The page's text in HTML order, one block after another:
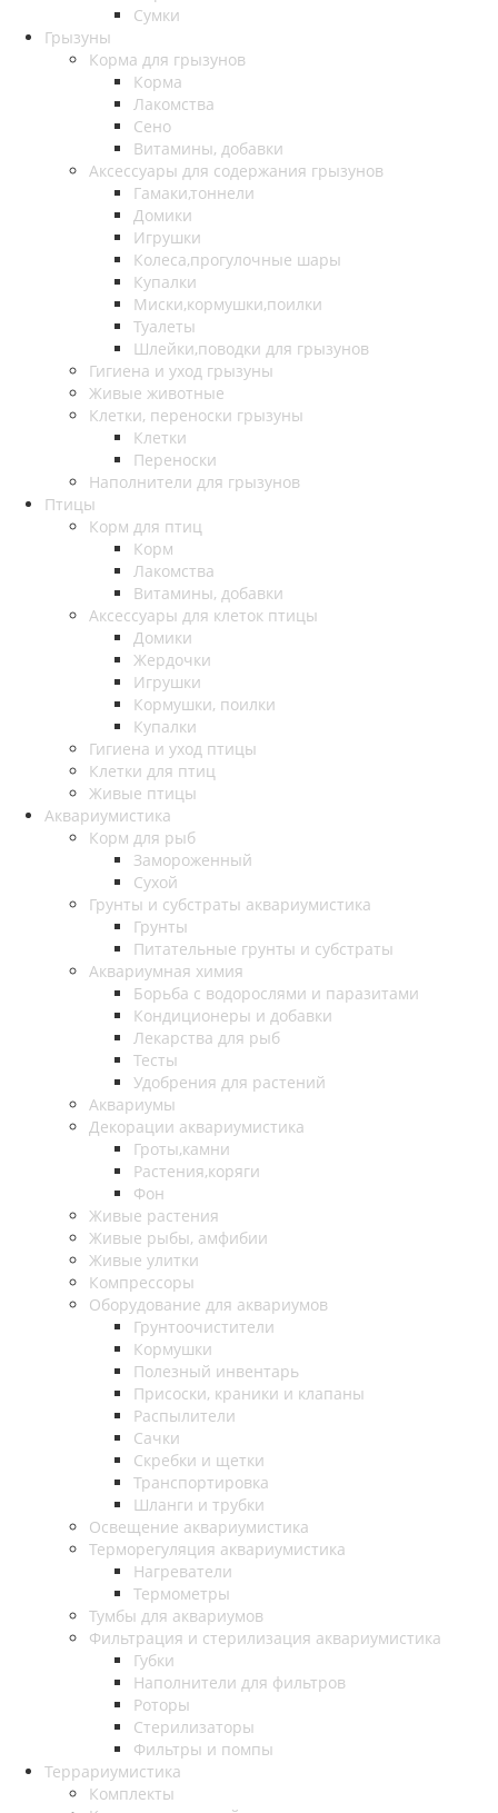
Сумки
Грызуны
Корма для грызунов
Корма
Лакомства
Сено
Витамины, добавки
Аксессуары для содержания грызунов
Гамаки,тоннели
Домики
Игрушки
Колеса,прогулочные шары
Купалки
Миски,кормушки,поилки
Туалеты
Шлейки,поводки для грызунов
Гигиена и уход грызуны
Живые животные
Клетки, переноски грызуны
Клетки
Переноски
Наполнители для грызунов
Птицы
Корм для птиц
Корм
Лакомства
Витамины, добавки
Аксессуары для клеток птицы
Домики
Жердочки
Игрушки
Кормушки, поилки
Купалки
Гигиена и уход птицы
Клетки для птиц
Живые птицы
Аквариумистика
Корм для рыб
Замороженный
Сухой
Грунты и субстраты аквариумистика
Грунты
Питательные грунты и субстраты
Аквариумная химия
Борьба с водорослями и паразитами
Кондиционеры и добавки
Лекарства для рыб
Тесты
Удобрения для растений
Аквариумы
Декорации аквариумистика
Гроты,камни
Растения,коряги
Фон
Живые растения
Живые рыбы, амфибии
Живые улитки
Компрессоры
Оборудование для аквариумов
Грунтоочистители
Кормушки
Полезный инвентарь
Присоски, краники и клапаны
Распылители
Сачки
Скребки и щетки
Транспортировка
Шланги и трубки
Освещение аквариумистика
Терморегуляция аквариумистика
Нагреватели
Термометры
Тумбы для аквариумов
Фильтрация и стерилизация аквариумистика
Губки
Наполнители для фильтров
Роторы
Стерилизаторы
Фильтры и помпы
Террариумистика
Комплекты